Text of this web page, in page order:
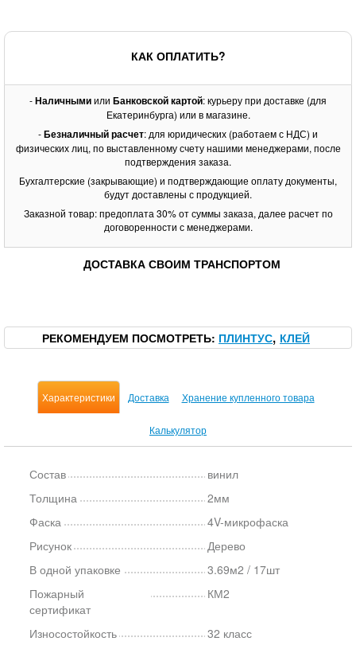
КАК ОПЛАТИТЬ?
-Наличнымиили Банковской картой: курьеру при доставке (для
Екатеринбурга) или в магазине.
-Безналичный расчет: для юридических (работаем с НДС) и
физических лиц, по выставленному счету нашими менеджерами, после
подтверждения заказа.
Бухгалтерские (закрывающие) и подтверждающие оплату документы,
будут доставлены с продукцией.
Заказной товар: предоплата 30% от суммы заказа, далее расчет по
договоренности с менеджерами.
ДОСТАВКА СВОИМ ТРАНСПОРТОМ
РЕКОМЕНДУЕМ ПОСМОТРЕТЬ ПЛИНТУС КЛЕЙ
Характеристики Доставка Хранение купленного товара
Калькулятор
Состав
винил
Толщина
2мм
Фаска
4V-микрофаска
Рисунок
Дерево
В одной упаковке
3.69м2 / 17шт
Пожарный
сертификат
КМ2
Износостойкость
32 класс